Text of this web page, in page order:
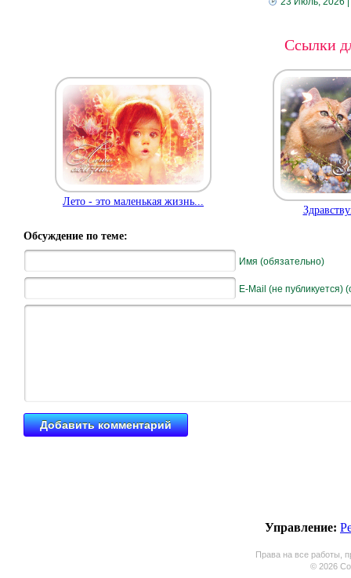
Ссылки
Лето - это маленькая жизнь...
Обсуждение по теме:
Имя (обязательно)
E-Mail (не публикуется)
Управление:
Права на все работы,
© 2026